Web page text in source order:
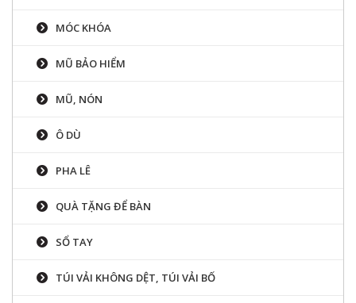
MÓC KHÓA
MŨ BẢO HIỂM
MŨ, NÓN
Ô DÙ
PHA LÊ
QUÀ TẶNG ĐỂ BÀN
SỔ TAY
TÚI VẢI KHÔNG DỆT, TÚI VẢI BỐ